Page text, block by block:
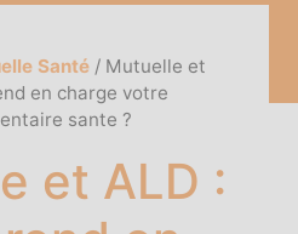
Santé / Mutuelle et
en charge votre
sante ?
et ALD :